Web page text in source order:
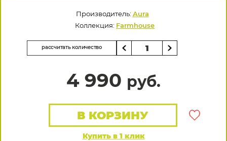
Производитель: Aura
Коллекция: Farmhouse
рассчитать количество
4 990 руб.
Купить в 1 клик
В КОРЗИНУ